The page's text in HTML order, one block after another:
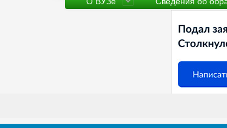
Сведения об образовательной
Научная деятельность